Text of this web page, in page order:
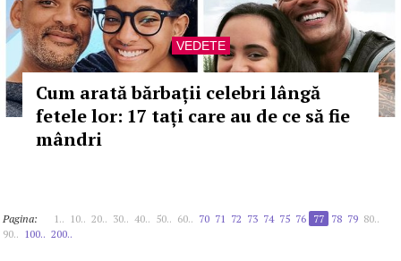
VEDETE
Cum arată bărbații celebri lângă
fetele lor: 17 tați care au de ce să fie
mândri
Pagina: 1.. 10.. 20.. 30.. 40.. 50.. 60.. 70 71 72 73 74 75 76 77 78 79 80..
90.. 100.. 200..